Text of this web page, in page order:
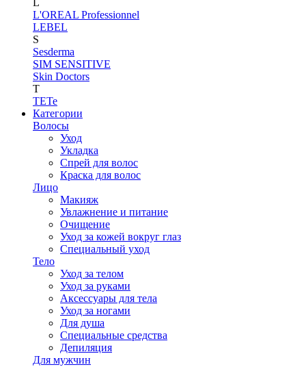
L
L'OREAL Professionnel
LEBEL
S
Sesderma
SIM SENSITIVE
Skin Doctors
T
TETe
Категории
Волосы
Уход
Укладка
Спрей для волос
Краска для волос
Лицо
Макияж
Увлажнение и питание
Очищение
Уход за кожей вокруг глаз
Специальный уход
Тело
Уход за телом
Уход за руками
Аксессуары для тела
Уход за ногами
Для душа
Специальные средства
Депиляция
Для мужчин